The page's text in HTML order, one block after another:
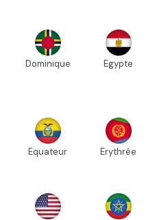
Dominique Egypte
Equateur Erythrée